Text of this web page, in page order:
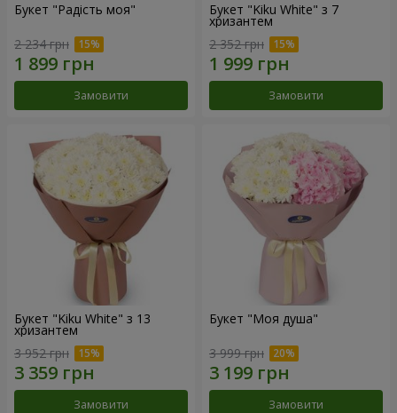
Букет "Радість моя"
2 234 грн
Замовити
Букет "Kiku White" з 7
хризантем
2 352 грн
Замовити
Букет "Kiku White" з 13
хризантем
3 952 грн
Замовити
Букет "Моя душа"
3 999 грн
Замовити